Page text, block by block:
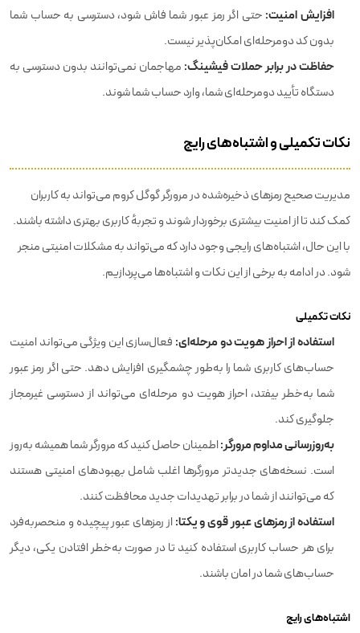
افزایش امنیت: حتی اگر رمز عبور شما فاش شود، دسترسی به حساب شما
بدون کد دومرحله‌ای امکان‌پذیر نیست.
حفاظت در برابر حملات فیشینگ: مهاجمان نمی‌توانند بدون دسترسی به
دستگاه تأیید دومرحله‌ای شما، وارد حساب شما شوند.
نکات تکمیلی و اشتباه‌های رایج
مدیریت صحیح رمزهای ذخیره‌شده در مرورگر گوگل کروم می‌تواند به کاربران
کمک کند تا از امنیت بیشتری برخوردار شوند و تجربهٔ کاربری بهتری داشته باشند.
با این حال، اشتباه‌های رایجی وجود دارد که می‌تواند به مشکلات امنیتی منجر
شود. در ادامه به برخی از این نکات و اشتباه‌ها می‌پردازیم.
نکات تکمیلی
استفاده از احراز هویت دو مرحله‌ای: فعال‌سازی این ویژگی می‌تواند امنیت
حساب‌های کاربری شما را به‌طور چشمگیری افزایش دهد. حتی اگر رمز عبور
شما به‌خطر بیفتد، احراز هویت دو مرحله‌ای می‌تواند از دسترسی غیرمجاز
جلوگیری کند.
به‌روزرسانی مداوم مرورگر:اطمینان حاصل کنید که مرورگر شما همیشه به‌روز
است. نسخه‌های جدیدتر مرورگرها اغلب شامل بهبودهای امنیتی هستند
که می‌توانند از شما در برابر تهدیدات جدید محافظت کنند.
استفاده از رمزهای عبور قوی و یکتا:از رمزهای عبور پیچیده و منحصربه‌فرد
برای هر حساب کاربری استفاده کنید تا در صورت به‌خطر افتادن یکی، دیگر
حساب‌های شما در امان باشند.
اشتباه‌های رایج